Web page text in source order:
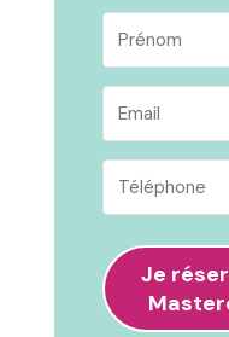
Je